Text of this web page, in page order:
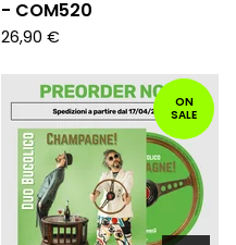
- COM520
26,90 €
ON
SALE